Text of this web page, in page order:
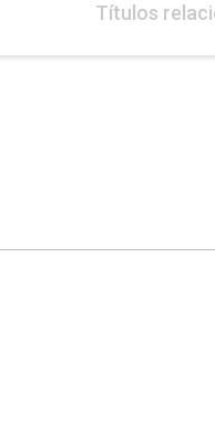
Títulos